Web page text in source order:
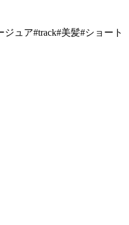
ュア#track#美髪#ショート